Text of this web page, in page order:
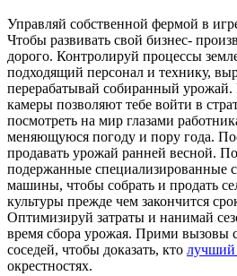
Управляй собственной фермой в
Чтобы развивать свой бизнес-
дорого. Контролируй процессы
подходящий персонал и технику,
перерабатывай собиранный
камеры позволяют тебе войти в
посмотреть на мир глазами
меняющуюся погоду и пору года.
продавать урожай ранней весной.
подержанные специализированные
машины, чтобы собрать и продать
культуры прежде чем закончится
Оптимизируй затраты и нанимай
время сбора урожая. Прими вызовы
соседей, чтобы доказать, кто лучший
окрестностях.